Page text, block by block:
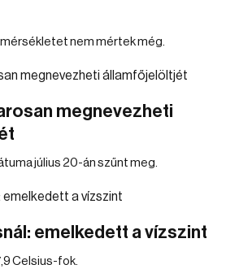
nem mértek még.
megnevezheti
július 20-án szűnt meg.
emelkedett a vízszint
Celsius-fok.